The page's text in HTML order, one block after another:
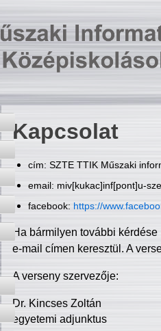
Kapcsolat
cím: SZTE TTIK Műszaki
email: miv[kukac]inf[pont]u-
facebook: https://
Ha bármilyen további
e-mail címen keresztül. A
A verseny szervezője:
Dr. Kincses Zoltán
egyetemi adjunktus